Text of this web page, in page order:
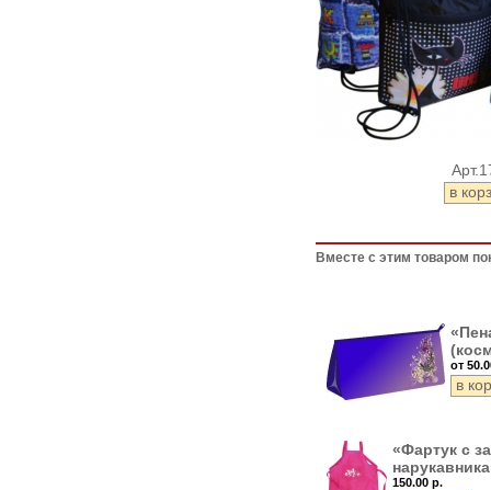
Вместе с этим товаром
от
«Фартук с
150.00 р.